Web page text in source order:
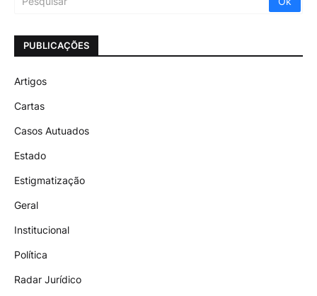
PUBLICAÇÕES
Artigos
Cartas
Casos Autuados
Estado
Estigmatização
Geral
Institucional
Política
Radar Jurídico